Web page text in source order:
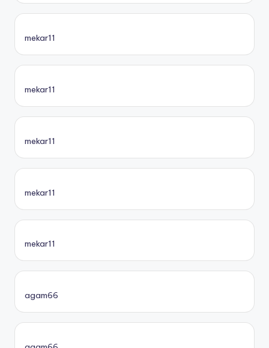
mekar11
mekar11
mekar11
mekar11
mekar11
agam66